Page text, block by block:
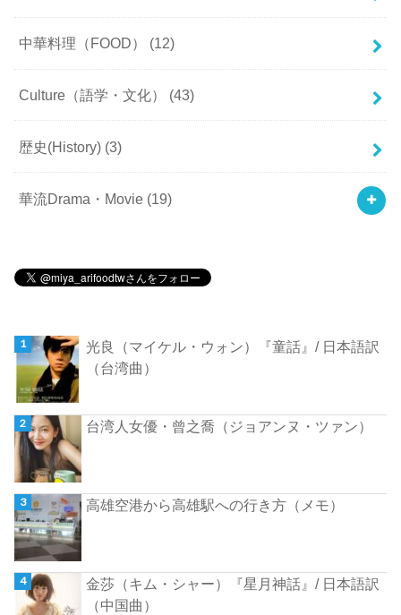
中華料理（FOOD） (12)
Culture（語学・文化） (43)
歴史(History) (3)
華流Drama・Movie (19)
光良（マイケル・ウォン）『童話』/ 日本語訳
（台湾曲）
台湾人女優・曾之喬（ジョアンヌ・ツァン）
高雄空港から高雄駅への行き方（メモ）
金莎（キム・シャー）『星月神話』/ 日本語訳
（中国曲）